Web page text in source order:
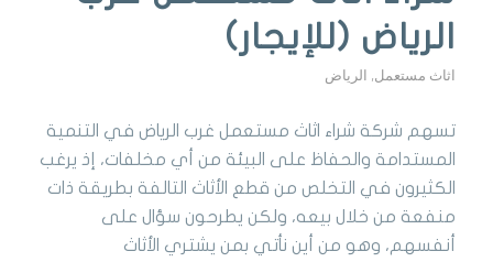
الرياض (للإيجار)
اثاث مستعمل, الرياض
تسهم شركة شراء اثاث مستعمل غرب الرياض في التنمية
المستدامة والحفاظ على البيئة من أي مخلفات، إذ يرغب
الكثيرون في التخلص من قطع الأثاث التالفة بطريقة ذات
منفعة من خلال بيعه، ولكن يطرحون سؤال على
أنفسهم، وهو من أين نأتي بمن يشتري الأثاث